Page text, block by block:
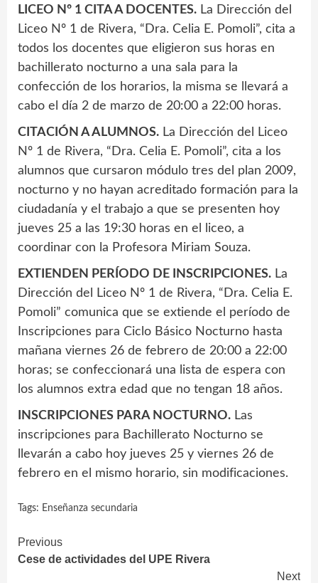
LICEO Nº 1 CITA A DOCENTES. La Dirección del
Liceo Nº 1 de Rivera, “Dra. Celia E. Pomoli”, cita a
todos los docentes que eligieron sus horas en
bachillerato nocturno a una sala para la
confección de los horarios, la misma se llevará a
cabo el día 2 de marzo de 20:00 a 22:00 horas.
CITACIÓN A ALUMNOS. La Dirección del Liceo
Nº 1 de Rivera, “Dra. Celia E. Pomoli”, cita a los
alumnos que cursaron módulo tres del plan 2009,
nocturno y no hayan acreditado formación para la
ciudadanía y el trabajo a que se presenten hoy
jueves 25 a las 19:30 horas en el liceo, a
coordinar con la Profesora Miriam Souza.
EXTIENDEN PERÍODO DE INSCRIPCIONES. La
Dirección del Liceo Nº 1 de Rivera, “Dra. Celia E.
Pomoli” comunica que se extiende el período de
Inscripciones para Ciclo Básico Nocturno hasta
mañana viernes 26 de febrero de 20:00 a 22:00
horas; se confeccionará una lista de espera con
los alumnos extra edad que no tengan 18 años.
INSCRIPCIONES PARA NOCTURNO. Las
inscripciones para Bachillerato Nocturno se
llevarán a cabo hoy jueves 25 y viernes 26 de
febrero en el mismo horario, sin modificaciones.
Tags: Enseñanza secundaria
Continue
Reading
Previous
Cese de actividades del UPE Rivera
Next